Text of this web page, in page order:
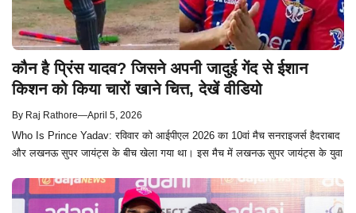
कौन है प्रिंस यादव? जिसने अपनी जादुई गेंद से ईशान
किशन को किया चारों खाने चित्त, देखें वीडियो
By Raj Rathore—April 5, 2026
Who Is Prince Yadav: रविवार को आईपीएल 2026 का 10वां मैच सनराइजर्स हैदराबाद
और लखनऊ सुपर जायंट्स के बीच खेला गया था। इस मैच में लखनऊ सुपर जायंट्स के युवा